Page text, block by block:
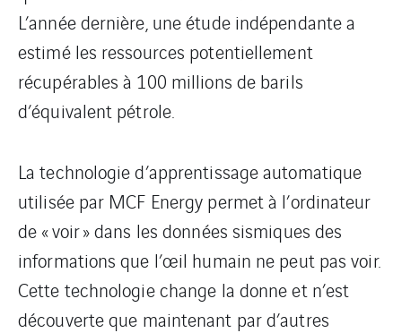
L’année dernière, une étude indépendante a
estimé les ressources potentiellement
récupérables à 100 millions de barils
d’équivalent pétrole.
La technologie d’apprentissage automatique
utilisée par MCF Energy permet à l’ordinateur
de « voir » dans les données sismiques des
informations que l’œil humain ne peut pas voir.
Cette technologie change la donne et n’est
découverte que maintenant par d’autres